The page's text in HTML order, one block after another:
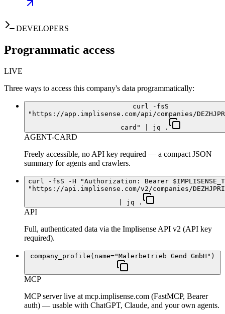
DEVELOPERS
Programmatic access
LIVE
Three ways to access this company's data programmatically:
curl -fsS
"https://app.implisense.com/api/companies/
card" | jq .
AGENT-CARD
Freely accessible, no API key required — a compact JSON
summary for agents and crawlers.
curl -fsS -H "Authorization: Bearer
"https://api.implisense.com/v2/companies/
| jq .
API
Full, authenticated data via the Implisense API v2 (API key
required).
company_profile(name="Malerbetrieb Gend GmbH")
MCP
MCP server live at mcp.implisense.com (FastMCP, Bearer
auth) — usable with ChatGPT, Claude, and your own agents.